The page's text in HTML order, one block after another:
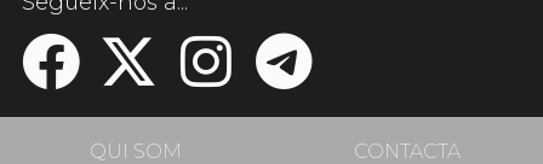
QUI SOM CONTACTA